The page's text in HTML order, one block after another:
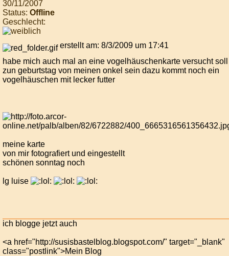
30/11/2007
Status: Offline
Geschlecht:
erstellt am: 8/3/2009 um 17:41
habe mich auch mal an eine vogelhäuschenkarte versucht soll
zun geburtstag von meinen onkel sein dazu kommt noch ein
vogelhäuschen mit lecker futter
meine karte
von mir fotografiert und eingestellt
schönen sonntag noch
lg luise
ich blogge jetzt auch
<a href="http://susisbastelblog.blogspot.com/" target="_blank"
class="postlink">Mein Blog